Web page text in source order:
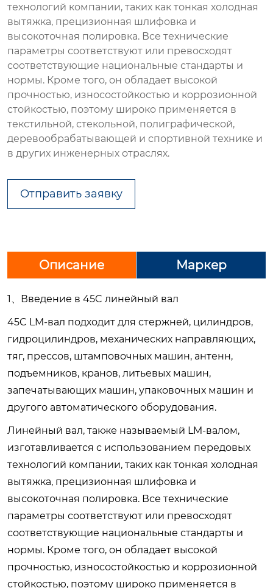
технологий компании, таких как тонкая холодная
вытяжка, прецизионная шлифовка и
высокоточная полировка. Все технические
параметры соответствуют или превосходят
соответствующие национальные стандарты и
нормы. Кроме того, он обладает высокой
прочностью, износостойкостью и коррозионной
стойкостью, поэтому широко применяется в
текстильной, стекольной, полиграфической,
деревообрабатывающей и спортивной технике и
в других инженерных отраслях.
Отправить заявку
Описание Маркер
1、Введение в 45C линейный вал
45C LM-вал подходит для стержней, цилиндров,
гидроцилиндров, механических направляющих,
тяг, прессов, штамповочных машин, антенн,
подъемников, кранов, литьевых машин,
запечатывающих машин, упаковочных машин и
другого автоматического оборудования.
Линейный вал, также называемый LM-валом,
изготавливается с использованием передовых
технологий компании, таких как тонкая холодная
вытяжка, прецизионная шлифовка и
высокоточная полировка. Все технические
параметры соответствуют или превосходят
соответствующие национальные стандарты и
нормы. Кроме того, он обладает высокой
прочностью, износостойкостью и коррозионной
стойкостью, поэтому широко применяется в